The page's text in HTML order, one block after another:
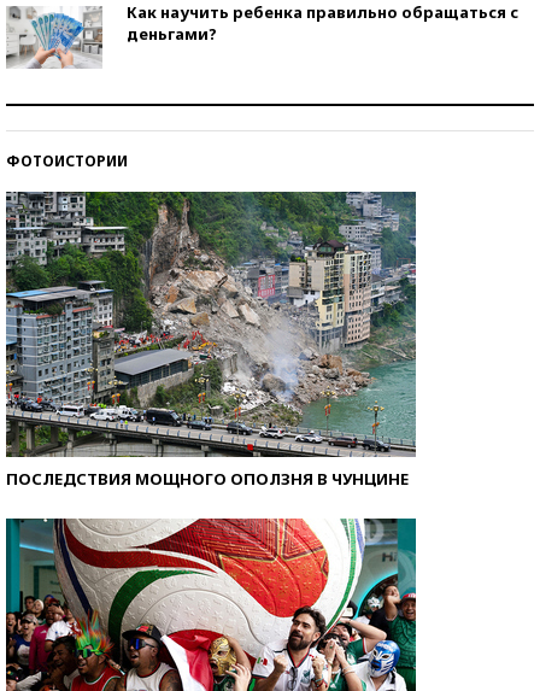
Как научить ребенка правильно обращаться с
деньгами?
ФОТОИСТОРИИ
ПОСЛЕДСТВИЯ МОЩНОГО ОПОЛЗНЯ В ЧУНЦИНЕ